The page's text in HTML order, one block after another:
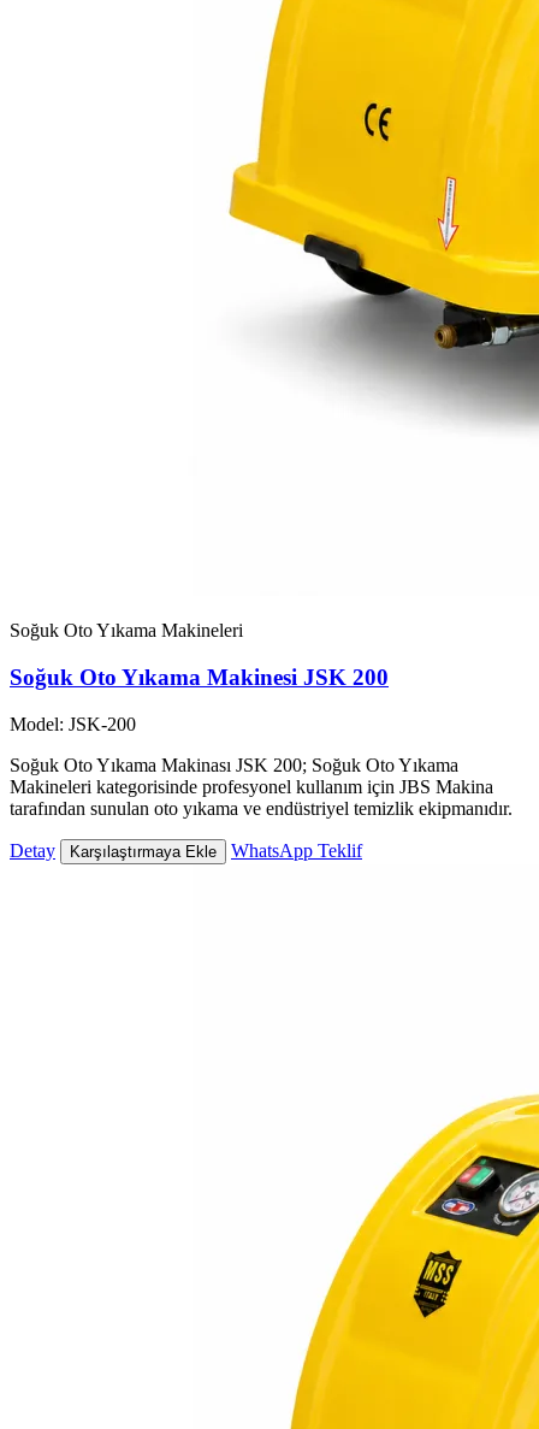
Soğuk Oto Yıkama Makineleri
Soğuk Oto Yıkama Makinesi JSK 200
Model: JSK-200
Soğuk Oto Yıkama Makinası JSK 200; Soğuk Oto Yıkama
Makineleri kategorisinde profesyonel kullanım için JBS Makina
tarafından sunulan oto yıkama ve endüstriyel temizlik ekipmanıdır.
Detay Karşılaştırmaya Ekle WhatsApp Teklif